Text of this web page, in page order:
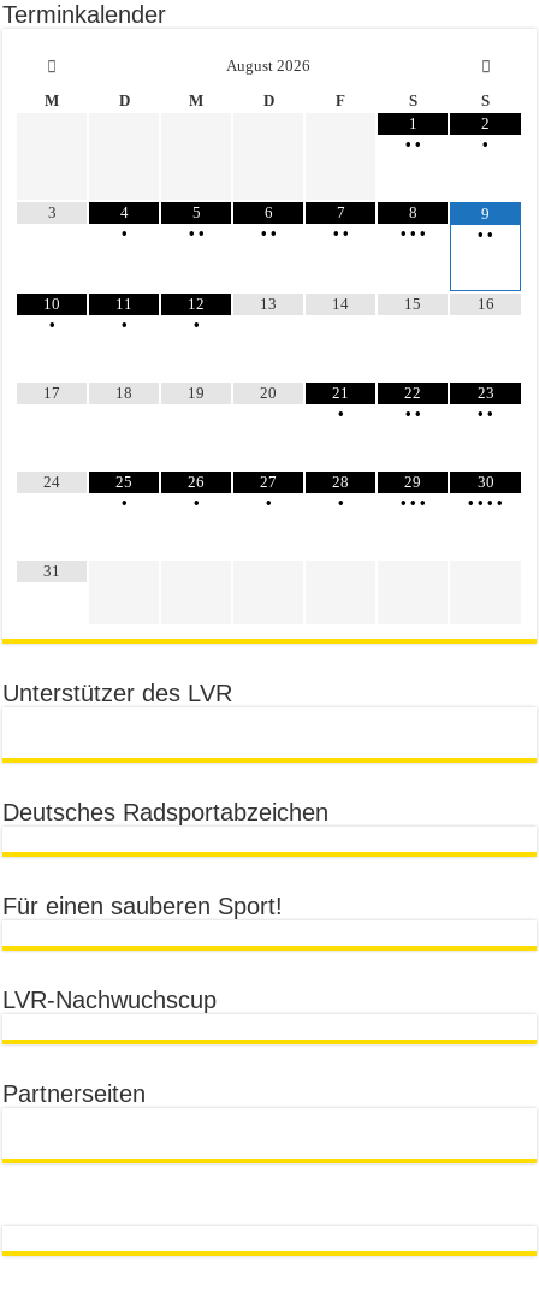
Terminkalender
August 2026
M
D M D F S
S
1
• •
2
•
3
4
•
5
• •
6
• •
7
• •
8
• • •
9
••
10
•
11
•
12
•
13 14 15 16
17 18 19 20
21
•
22
• •
23
••
24
25
•
26
•
27
•
28
•
29
• • •
30
••••
31
Unterstützer des LVR
Deutsches Radsportabzeichen
Für einen sauberen Sport!
LVR-Nachwuchscup
Partnerseiten